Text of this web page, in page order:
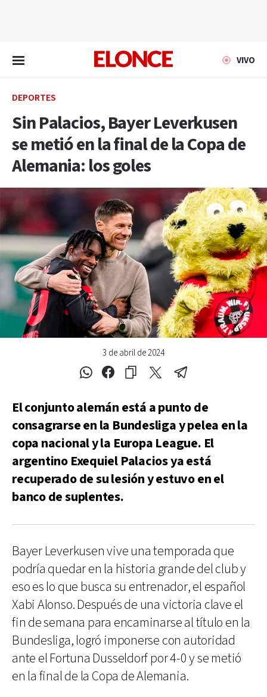
VIVO
DEPORTES
Sin Palacios, Bayer Leverkusen
se metió en la final de la Copa de
Alemania: los goles
3 de abril de 2024
El conjunto alemán está a punto de
consagrarse en la Bundesliga y pelea en la
copa nacional y la Europa League. El
argentino Exequiel Palacios ya está
recuperado de su lesión y estuvo en el
banco de suplentes.
Bayer Leverkusen vive una temporada que
podría quedar en la historia grande del club y
eso es lo que busca su entrenador, el español
Xabi Alonso. Después de una victoria clave el
fin de semana para encaminarse al título en la
Bundesliga, logró imponerse con autoridad
ante el Fortuna Dusseldorf por 4-0 y se metió
en la final de la Copa de Alemania.